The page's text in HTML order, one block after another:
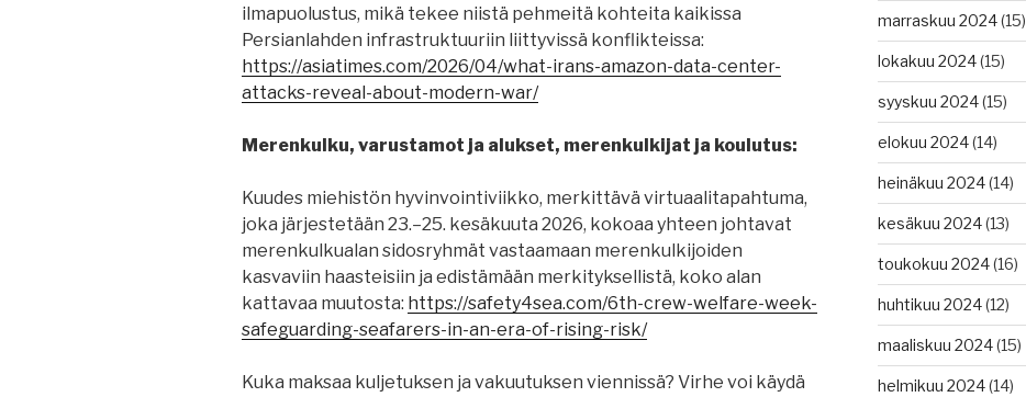
ilmapuolustus, mikä tekee niistä pehmeitä kohteita kaikissa
Persianlahden infrastruktuuriin liittyvissä konflikteissa:
https://asiatimes.com/2026/04/what-irans-amazon-data-center-
attacks-reveal-about-modern-war/
Merenkulku, varustamot ja alukset, merenkulkijat ja koulutus:
Kuudes miehistön hyvinvointiviikko, merkittävä virtuaalitapahtuma,
joka järjestetään 23.–25. kesäkuuta 2026, kokoaa yhteen johtavat
merenkulkualan sidosryhmät vastaamaan merenkulkijoiden
kasvaviin haasteisiin ja edistämään merkityksellistä, koko alan
kattavaa muutosta: https://safety4sea.com/6th-crew-welfare-week-
safeguarding-seafarers-in-an-era-of-rising-risk/
Kuka maksaa kuljetuksen ja vakuutuksen viennissä? Virhe voi käydä
marraskuu 2024(15)
lokakuu 2024(15)
syyskuu 2024(15)
elokuu 2024(14)
heinäkuu 2024(14)
kesäkuu 2024(13)
toukokuu 2024(16)
huhtikuu 2024(12)
maaliskuu 2024(15)
helmikuu 2024(14)